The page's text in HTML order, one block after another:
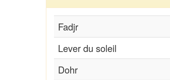
Fadjr
Lever du soleil
Dohr